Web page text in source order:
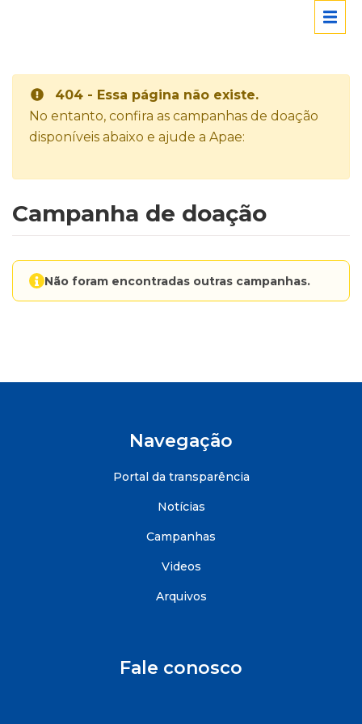
404 - Essa página não existe.
No entanto, confira as campanhas de doação
disponíveis abaixo e ajude a Apae:
Campanha de doação
Não foram encontradas outras campanhas.
Navegação
Portal da transparência
Notícias
Campanhas
Videos
Arquivos
Fale conosco